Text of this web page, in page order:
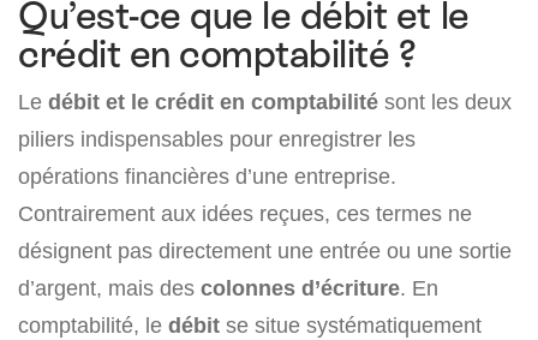
Qu’est-ce que le débit et le
crédit en comptabilité ?
Le débit et le crédit en comptabilité sont les deux
piliers indispensables pour enregistrer les
opérations financières d’une entreprise.
Contrairement aux idées reçues, ces termes ne
désignent pas directement une entrée ou une sortie
d’argent, mais des colonnes d’écriture. En
comptabilité, le débit se situe systématiquement